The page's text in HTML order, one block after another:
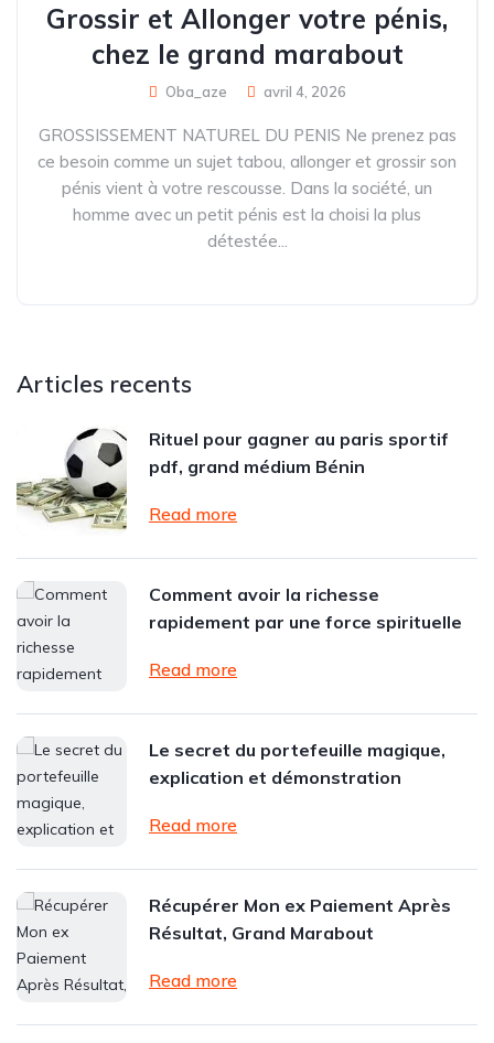
Grossir et Allonger votre pénis,
chez le grand marabout
Oba_aze avril 4, 2026
GROSSISSEMENT NATUREL DU PENIS Ne prenez pas
ce besoin comme un sujet tabou, allonger et grossir son
pénis vient à votre rescousse. Dans la société, un
homme avec un petit pénis est la choisi la plus
détestée...
Articles recents
Rituel pour gagner au paris sportif
pdf, grand médium Bénin
Read more
Comment avoir la richesse
rapidement par une force spirituelle
Read more
Le secret du portefeuille magique,
explication et démonstration
Read more
Récupérer Mon ex Paiement Après
Résultat, Grand Marabout
Read more